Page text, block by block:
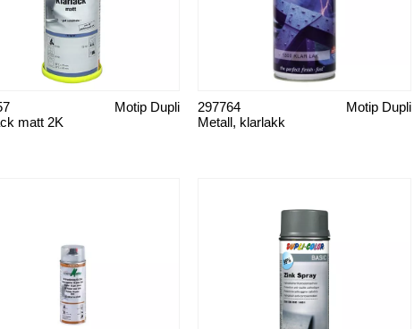
matt 2K
Motip Dupli
Metall, klarlakk
Motip Dupli
297764